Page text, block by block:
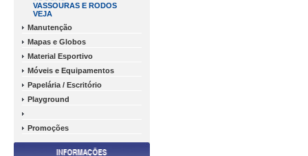
VASSOURAS E RODOS
VEJA
Manutenção
Mapas e Globos
Material Esportivo
Móveis e Equipamentos
Papelária / Escritório
Playground
Promoções